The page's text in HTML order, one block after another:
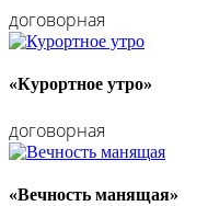
договорная
«Курортное утро»
договорная
«Вечность манящая»